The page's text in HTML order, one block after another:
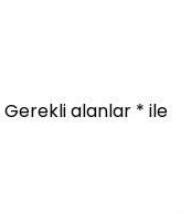
Gerekli alanlar * ile